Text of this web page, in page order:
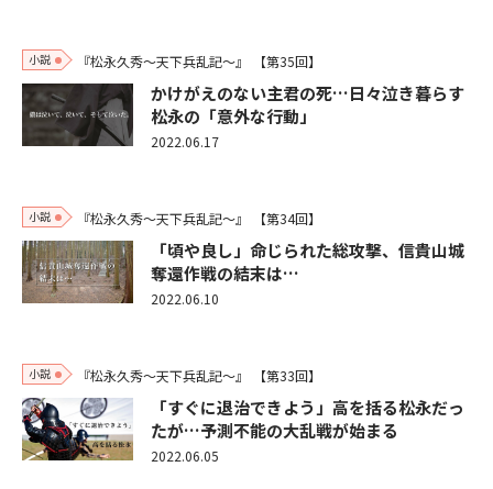
小説 『松永久秀～天下兵乱記～』 【第35回】
かけがえのない主君の死…日々泣き暮らす
松永の「意外な行動」
2022.06.17
小説 『松永久秀～天下兵乱記～』 【第34回】
「頃や良し」命じられた総攻撃、信貴山城
奪還作戦の結末は…
2022.06.10
小説 『松永久秀～天下兵乱記～』 【第33回】
「すぐに退治できよう」高を括る松永だっ
たが…予測不能の大乱戦が始まる
2022.06.05